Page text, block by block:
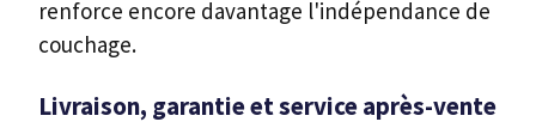
renforce encore davantage l'indépendance de
couchage.
Livraison, garantie et service après-vente